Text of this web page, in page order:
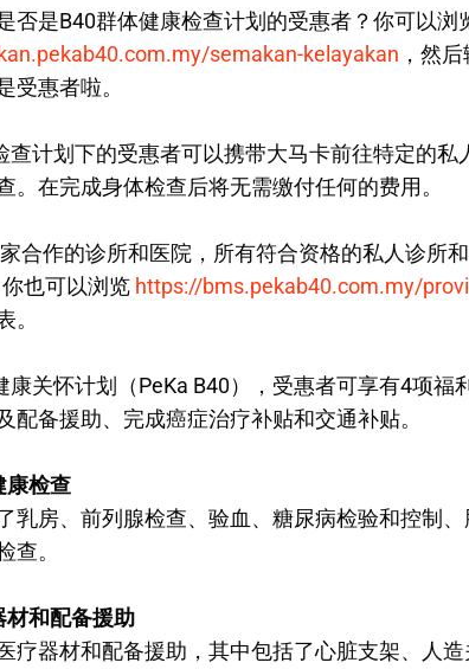
否是B40群体健康检查计划的受惠者？你可以浏
semakan-kelayakan ，然
受惠者啦。
查计划下的受惠者可以携带大马卡前往特定的私
。在完成身体检查后将无需缴付任何的费用。
合作的诊所和医院，所有符合资格的私人诊所
也可以浏览 https://bms.pekab40.com.my/
。
康关怀计划（PeKa B40），受惠者可享有4项福
配备援助、完成癌症治疗补贴和交通补贴。
康检查
乳房、前列腺检查、验血、糖尿病检验和控制
查。
和配备援助
疗器材和配备援助，其中包括了心脏支架、人